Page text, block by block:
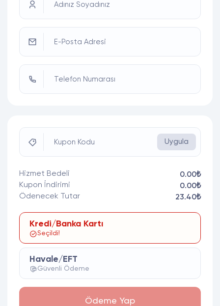
Adınız Soyadınız
E-Posta Adresi
Telefon Numarası
Kupon Kodu Uygula
Hizmet Bedeli
0.00₺
Kupon İndirimi
0.00₺
Ödenecek Tutar
23.40₺
Kredi/Banka Kartı
Seçildi!
Havale/EFT
Güvenli Ödeme
Ödeme Yap